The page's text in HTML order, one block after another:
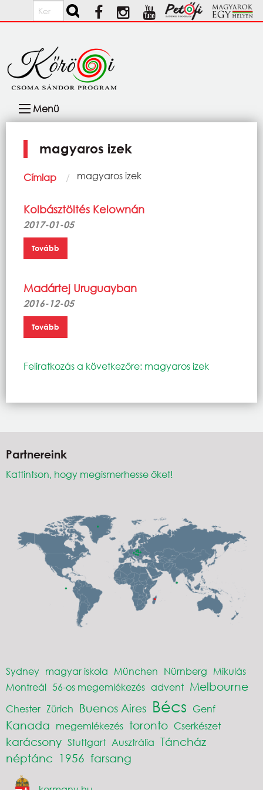
Ugrás a tartalomra
Keresés
navigáció
Menü
magyaros izek
Morzsa
Címlap Current:
magyaros izek
Kolbásztöltés Kelownán
2017-01-05
Tovább
Madártej Uruguayban
2016-12-05
Tovább
Feliratkozás a következőre: magyaros izek
Partnereink
Kattintson, hogy megismerhesse őket!
Sydney magyar iskola München Nürnberg Mikulás
Montreál 56-os megemlékezés advent Melbourne
Chester Zürich Buenos Aires Bécs Genf
Kanada megemlékezés toronto Cserkészet
karácsony Stuttgart Ausztrália Táncház
néptánc
1956 farsang